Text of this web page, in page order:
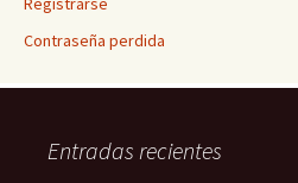
Contraseña perdida
Entradas recientes